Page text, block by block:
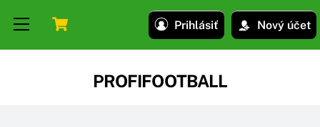
Prihlásiť Nový účet
Menu
PROFIFOOTBALL